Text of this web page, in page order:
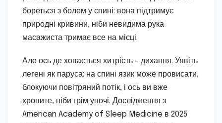
бореться з болем у спині: вона підтримує
природні кривини, ніби невидима рука
масажиста тримає все на місці.
Але ось де ховається хитрість – дихання. Уявіть
легені як паруса: на спині язик може провисати,
блокуючи повітряний потік, і ось ви вже
хропите, ніби грім уночі. Дослідження з
American Academy of Sleep Medicine в 2025